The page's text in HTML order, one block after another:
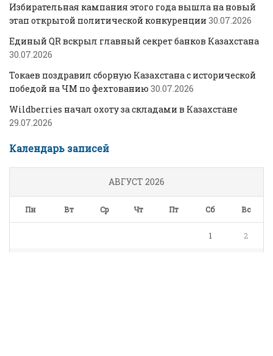
Избирательная кампания этого года вышла на новый
этап открытой политической конкуренции 30.07.2026
Единый QR вскрыл главный секрет банков Казахстана
30.07.2026
Токаев поздравил сборную Казахстана с исторической
победой на ЧМ по фехтованию 30.07.2026
Wildberries начал охоту за складами в Казахстане
29.07.2026
Календарь записей
АВГУСТ 2026
Пн Вт Ср Чт Пт Сб Вс
1 2